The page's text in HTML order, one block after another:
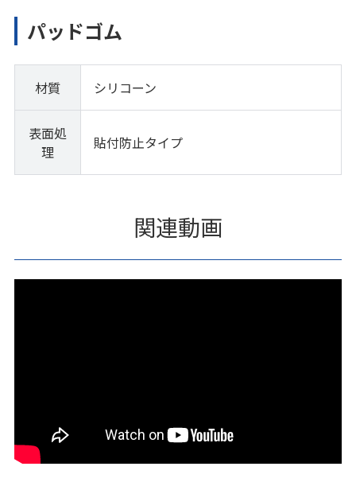
パッドゴム
材質 シリコーン
表面処
理
貼付防止タイプ
関連動画